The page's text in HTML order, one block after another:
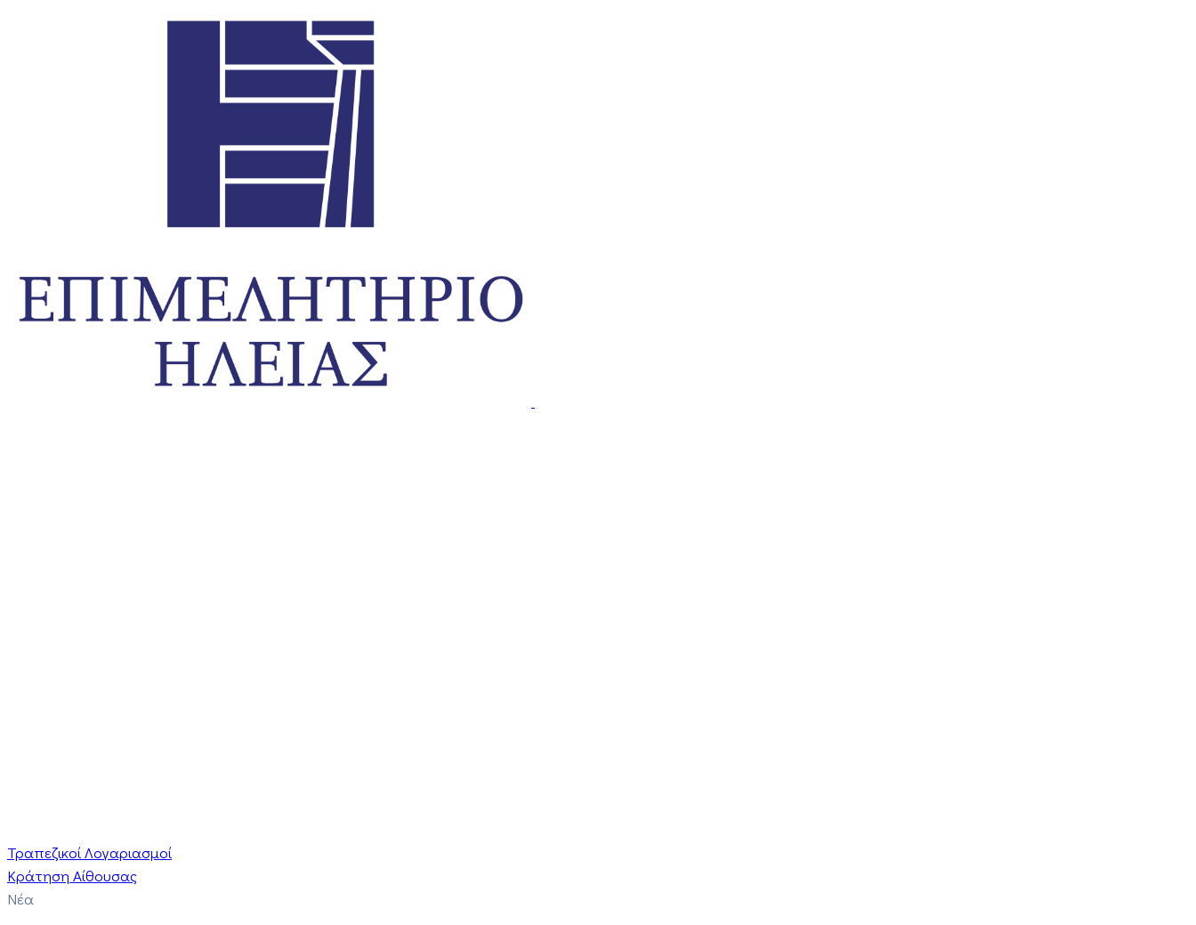
Τραπεζικοί Λογαριασμοί
Κράτηση Αίθουσας
Νέα